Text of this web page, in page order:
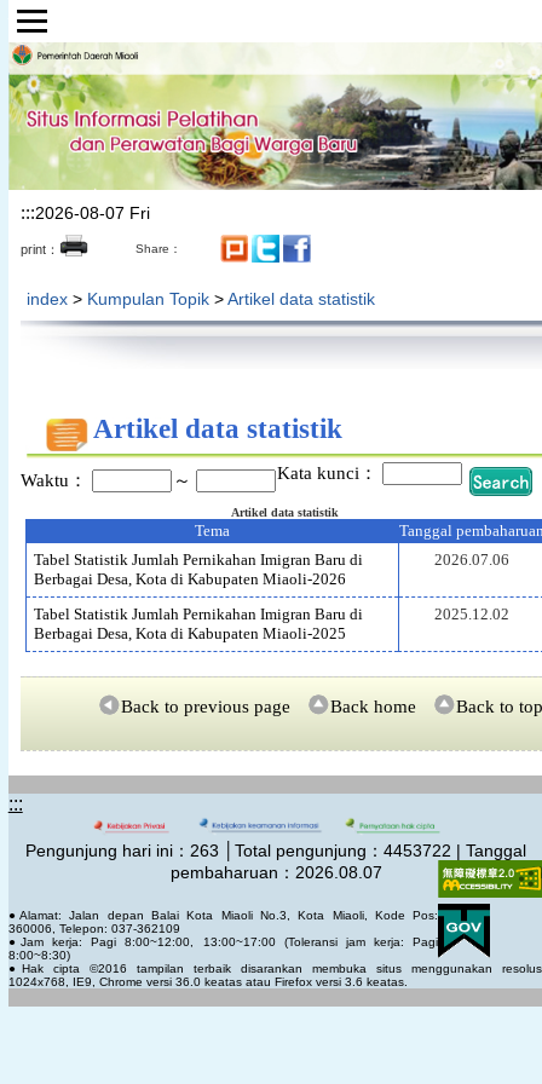
Lompat ke bagian konten utama
:::2026-08-07 Fri
print： Share：
index> Kumpulan Topik >Artikel data statistik
Artikel data statistik
Waktu： ～ Kata kunci：
Artikel data statistik
Tema
Tanggal
Tabel Statistik Jumlah Pernikahan Imigran Baru di
Berbagai Desa, Kota di Kabupaten Miaoli-2026
2026.07.06
Tabel Statistik Jumlah Pernikahan Imigran Baru di
Berbagai Desa, Kota di Kabupaten Miaoli-2025
2025.12.02
Back to previous page Back home Back to top
:::
Pengunjung hari ini： 263 │Total pengunjung：4453722 | Tanggal
pembaharuan：2026.08.07
●Alamat: Jalan depan Balai Kota Miaoli No.3, Kota Miaoli, Kode Pos:
360006, Telepon: 037-362109
●Jam kerja: Pagi 8:00~12:00, 13:00~17:00 (Toleransi jam kerja: Pagi
8:00~8:30)
●Hak cipta ©2016 tampilan terbaik disarankan membuka situs menggunakan
1024x768, IE9, Chrome versi 36.0 keatas atau Firefox versi 3.6 keatas.